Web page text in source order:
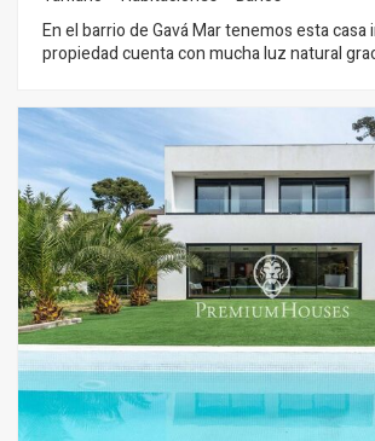
En el barrio de Gavá Mar tenemos esta
propiedad cuenta con mucha luz natural
vivienda se divide en dos plantas. En la
zona de dia que se compone de una amplio
con salida al jardín y piscina. Seguidamente,
independiente con acceso a una terraza. En la primera planta
tenemos la zona de noche dónde nos
habitaciones dobles y tres baños completos. En el sótano hay
un garaje para aparcar un coche y un trastero. El barrio de
Gavá Mar es una zona tranquila y
con un entorno natural y a pocos metros a
Destaca también por su cercanía con
College Gavá, y su fácil acceso y buena
autopista en dirección Barcelona y el